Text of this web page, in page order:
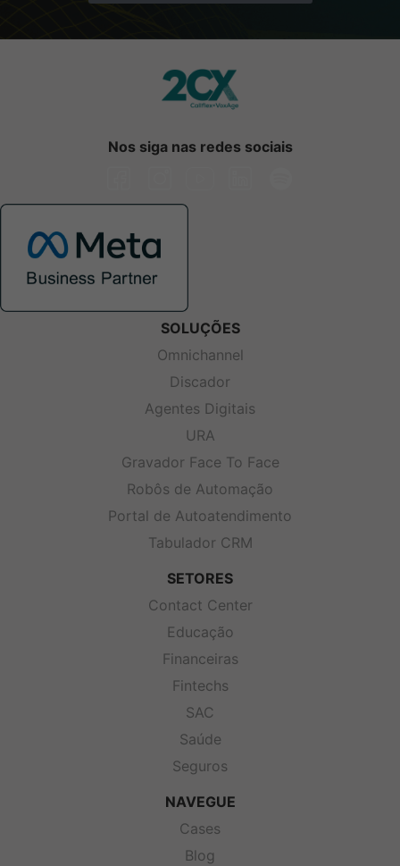
Nos siga nas redes sociais
SOLUÇÕES
Omnichannel
Discador
Agentes Digitais
URA
Gravador Face To Face
Robôs de Automação
Portal de Autoatendimento
Tabulador CRM
SETORES
Contact Center
Educação
Financeiras
Fintechs
SAC
Saúde
Seguros
NAVEGUE
Cases
Blog